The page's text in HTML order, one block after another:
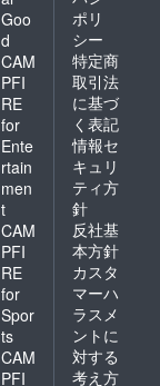
Goo
d
CAM
PFI
RE
for
Ente
rtain
men
t
CAM
PFI
RE
for
Spor
ts
CAM
PFI
ポリ
シー
特定商
取引法
に基づ
く表記
情報セ
キュリ
ティ方
針
反社基
本方針
カスタ
マーハ
ラスメ
ントに
対する
考え方